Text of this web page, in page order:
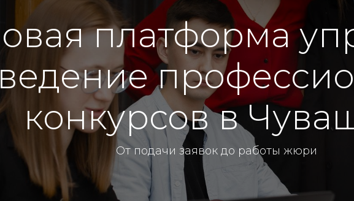
платформа
конкурсов в
От подачи заявок до работы жюри